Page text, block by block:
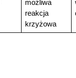
możliwa
reakcja
krzyżowa